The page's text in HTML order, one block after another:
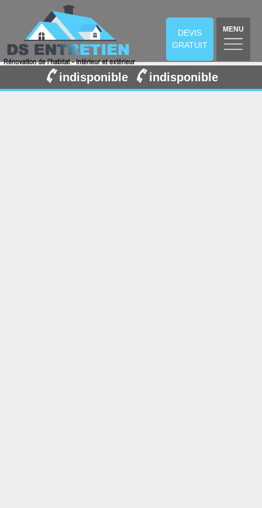
DEVIS
GRATUIT
MENU
indisponible indisponible